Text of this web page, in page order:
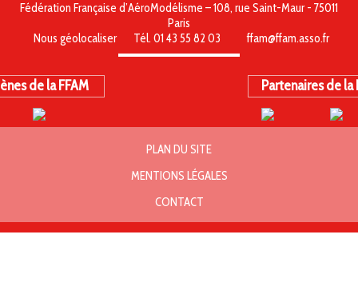
Fédération Française d’AéroModélisme – 108, rue Saint-Maur - 75011
Paris
Nous géolocaliser
Tél. 01 43 55 82 03 ffam@ffam.asso.fr
de la FFAM Partenaires de la
PLAN DU SITE
MENTIONS LÉGALES
CONTACT